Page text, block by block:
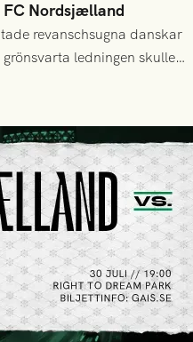
Nordsjælland
revanschsugna danskar
ledningen skulle
På lika mark visade
tog slut.